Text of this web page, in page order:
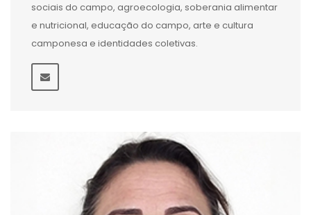
sociais do campo, agroecologia, soberania alimentar
e nutricional, educação do campo, arte e cultura
camponesa e identidades coletivas.